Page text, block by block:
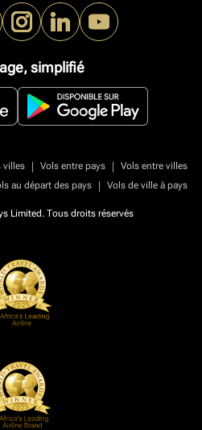
simplifié
villes | Vols entre pays |
Vols entre villes
au départ des pays | Vols de ville à pays
Limited. Tous droits réservés